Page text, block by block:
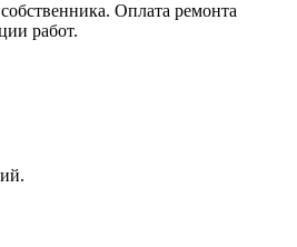
Оплата ремонта
работ.